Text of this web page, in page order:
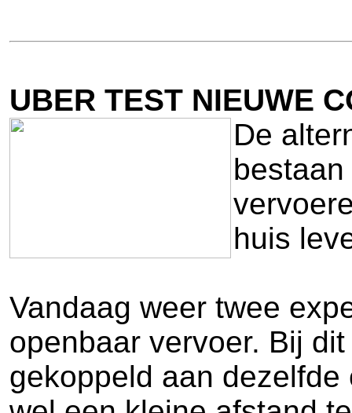
UBER TEST NIEUWE
De
huis
Vandaag weer twee
openbaar vervoer. Bij
gekoppeld aan